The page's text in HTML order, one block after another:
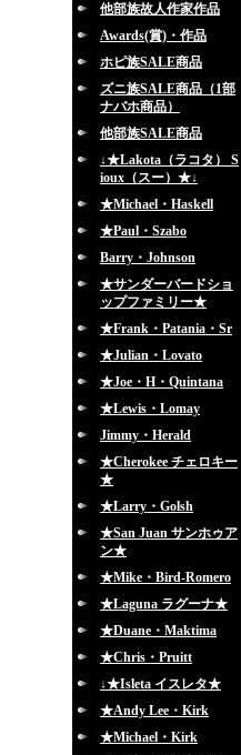
他部族故人作家作品
Awards(賞)・作品
ホピ族SALE商品
ズニ族SALE商品（1部
ナバホ商品）
他部族SALE商品
↓★Lakota（ラコタ） S
ioux（スー）★↓
★Michael・Haskell
★Paul・Szabo
Barry・Johnson
★サンダーバードショ
ップファミリー★
★Frank・Patania・Sr
★Julian・Lovato
★Joe・H・Quintana
★Lewis・Lomay
Jimmy・Herald
★Cherokee チェロキー
★
★Larry・Golsh
★San Juan サンホゥア
ン★
★Mike・Bird-Romero
★Laguna ラグーナ★
★Duane・Maktima
★Chris・Pruitt
↓★Isleta イスレタ★
★Andy Lee・Kirk
★Michael・Kirk